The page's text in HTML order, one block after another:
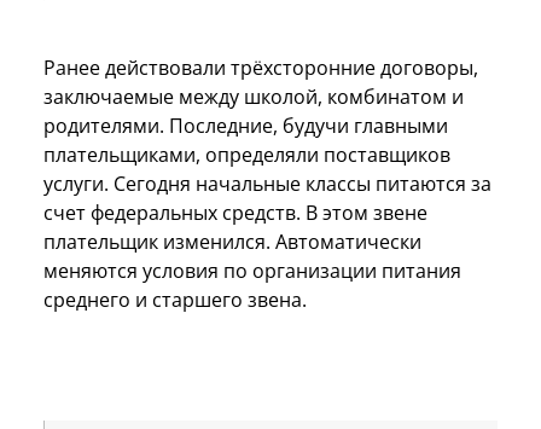
Ранее действовали трёхсторонние договоры,
заключаемые между школой, комбинатом и
родителями. Последние, будучи главными
плательщиками, определяли поставщиков
услуги. Сегодня начальные классы питаются за
счет федеральных средств. В этом звене
плательщик изменился. Автоматически
меняются условия по организации питания
среднего и старшего звена.